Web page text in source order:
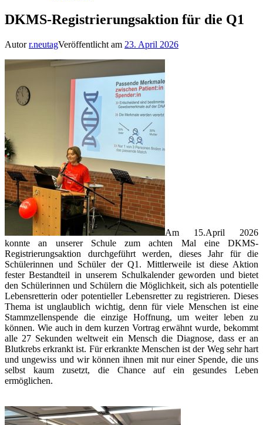
DKMS-Registrierungsaktion für die Q1
Autorr.neutagVeröffentlicht am 23. April 2026
Am 15.April 2026
konnte an unserer Schule zum achten Mal eine DKMS-
Registrierungsaktion durchgeführt werden, dieses Jahr für die
Schülerinnen und Schüler der Q1. Mittlerweile ist diese Aktion
fester Bestandteil in unserem Schulkalender geworden und bietet
den Schülerinnen und Schülern die Möglichkeit, sich als potentielle
Lebensretterin oder potentieller Lebensretter zu registrieren. Dieses
Thema ist unglaublich wichtig, denn für viele Menschen ist eine
Stammzellenspende die einzige Hoffnung, um weiter leben zu
können. Wie auch in dem kurzen Vortrag erwähnt wurde, bekommt
alle 27 Sekunden weltweit ein Mensch die Diagnose, dass er an
Blutkrebs erkrankt ist. Für erkrankte Menschen ist der Weg sehr hart
und ungewiss und wir können ihnen mit nur einer Spende, die uns
selbst kaum zusetzt, die Chance auf ein gesundes Leben
ermöglichen.